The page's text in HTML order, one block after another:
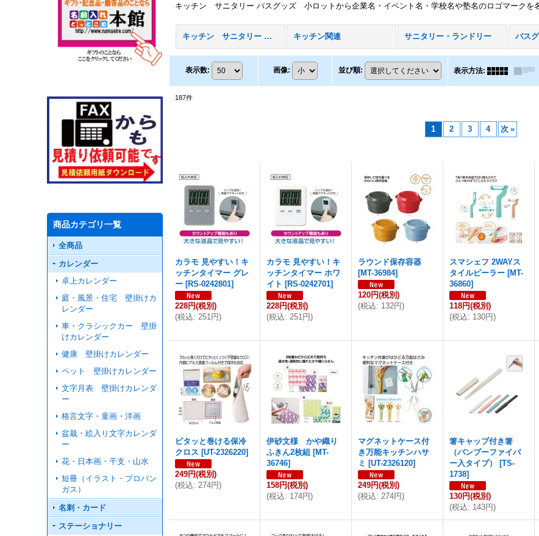
商品カテゴリ一覧
全商品
カレンダー
卓上カレンダー
庭・風景・住宅 壁掛けカ
レンダー
車・クラシックカー 壁掛
けカレンダー
健康 壁掛けカレンダー
ペット 壁掛けカレンダー
文字月表 壁掛けカレンダ
ー
格言文字・童画・洋画
盆栽・絵入り文字カレンダ
ー
花・日本画・干支・山水
短冊（イラスト・プロパン
ガス）
名刺・カード
ステーショナリー
キッチン サニタリー バスグッズ 小ロットから企業名・イベント名・学校名や塾名のロゴマークを
キッチン サニタリー バスグッズ (全商品) キッチン関連 サニタリー・ランドリー バス
表示数: 画像: 並び順: 表示方法:
187件
1 2 3 4 次 »
カラモ 見やすい！キ
ッチンタイマー グレ
ー [RS-0242801]
228円(税別)
(税込: 251円)
カラモ 見やすい！キ
ッチンタイマー ホワ
イト [RS-0242701]
228円(税別)
(税込: 251円)
ラウンド保存容器
[MT-36984]
120円(税別)
(税込: 132円)
スマシェフ 2WAYス
タイルピーラー [MT-
36860]
118円(税別)
(税込: 130円)
ピタッと巻ける保冷
クロス [UT-2326220]
249円(税別)
(税込: 274円)
伊砂文様 かや織り
ふきん2枚組 [MT-
36746]
158円(税別)
(税込: 174円)
マグネットケース付
き万能キッチンハサ
ミ [UT-2326120]
249円(税別)
(税込: 274円)
箸キャップ付き箸
（バンブーファイバ
ー入タイプ）
[TS-
1738]
130円(税別)
(税込: 143円)